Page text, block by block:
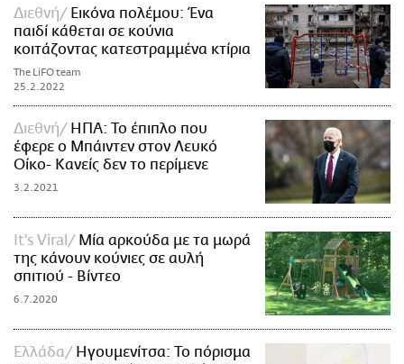
Διεθνή
Εικόνα πολέμου: Ένα
παιδί κάθεται σε κούνια
κοιτάζοντας κατεστραμμένα κτίρια
The LiFO team
25.2.2022
Διεθνή
ΗΠΑ: Το έπιπλο που
έφερε ο Μπάιντεν στον Λευκό
Οίκο- Κανείς δεν το περίμενε
3.2.2021
It's Viral
Μία αρκούδα με τα μωρά
της κάνουν κούνιες σε αυλή
σπιτιού - Βίντεο
6.7.2020
Ελλάδα
Ηγουμενίτσα: Το πόρισμα